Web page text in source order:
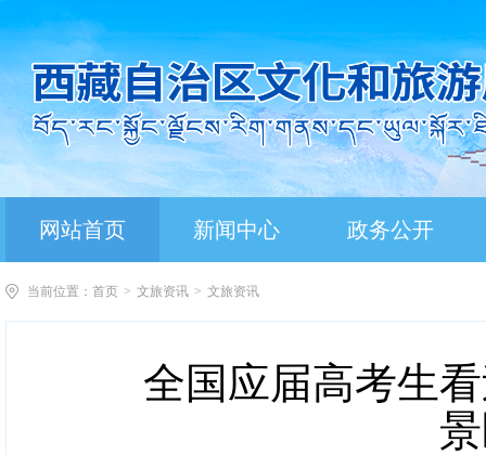
网站首页 新闻中心 政务公开
当前位置： 首页 > 文旅资讯 > 文旅资讯
全国应届高考生